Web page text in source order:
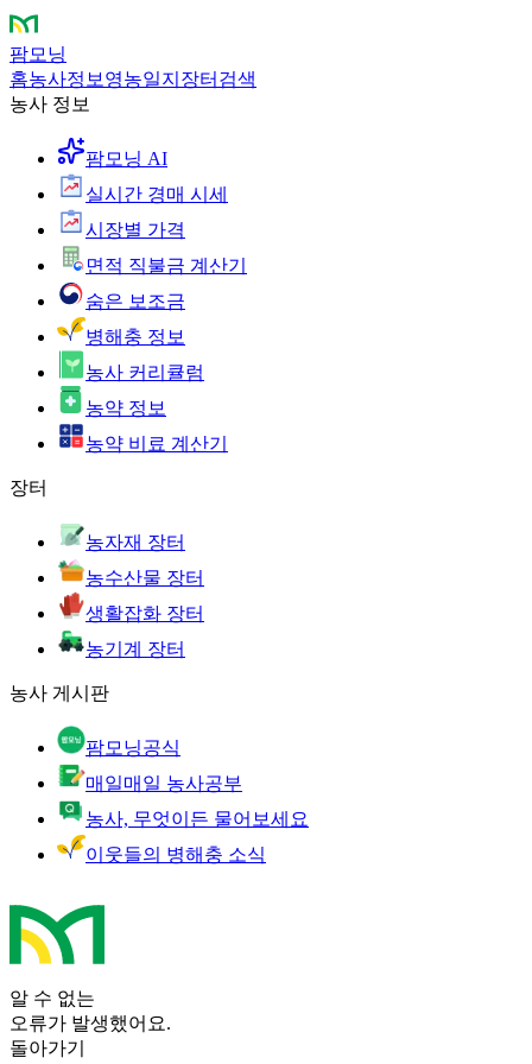
팜모닝
홈농사정보 영농일지 장터 검색
농사 정보
팜모닝 AI
실시간 경매 시세
시장별 가격
면적 직불금 계산기
숨은 보조금
병해충 정보
농사 커리큘럼
농약 정보
농약 비료 계산기
장터
농자재 장터
농수산물 장터
생활잡화 장터
농기계 장터
농사 게시판
팜모닝공식
매일매일 농사공부
농사, 무엇이든 물어보세요
이웃들의 병해충 소식
알 수 없는
오류가 발생했어요.
돌아가기